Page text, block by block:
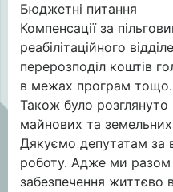
Бюджетні питання
Компенсації за
реабілітаційного
перерозподіл коштів
в межах програм тощо.
Також було
майнових та
Дякуємо депутатам за
роботу. Адже ми
забезпечення життєво